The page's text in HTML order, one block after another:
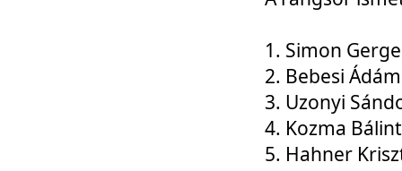
1. Simon
2. Bebesi
3. Uzonyi
4. Kozma
5. Hahner